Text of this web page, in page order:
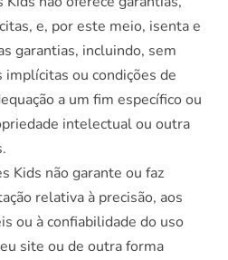
e, por este meio, isenta e
garantias, incluindo, sem
implícitas ou condições de
a um fim específico ou
intelectual ou outra
Kids não garante ou faz
relativa à precisão, aos
​​ou à confiabilidade do uso
site ou de outra forma